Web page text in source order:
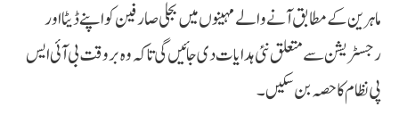
ماہرین کے مطابق آنے والے مہینوں میں بجلی صارفین کو اپنے ڈیٹا اور
رجسٹریشن سے متعلق نئی ہدایات دی جائیں گی تاکہ وہ بروقت بی آئی ایس
پی نظام کا حصہ بن سکیں۔